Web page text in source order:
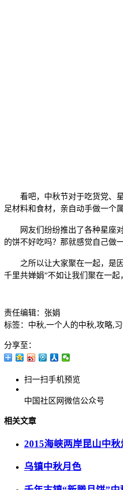
看吧，中秋节对于吃货党、星
足材料和食材，亲自动手做一个
网友们纷纷推出了各种星座对
的饼不好吃吗？那就感觉自己做
之所以让大家聚在一起，是因
千里共婵娟”不如让我们聚在一起
责任编辑：张娟
标签：中秋,一个人的中秋,攻略,
分享至：
扫一扫手机预览
中国社区网微信公众号
相关文章
2015海峡两岸昆山中
乌镇中秋月色